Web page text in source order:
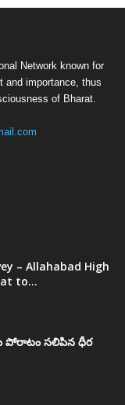
Network known for
and importance, thus
of Bharat.
– Allahabad High
to...
సలిపిన ధీర